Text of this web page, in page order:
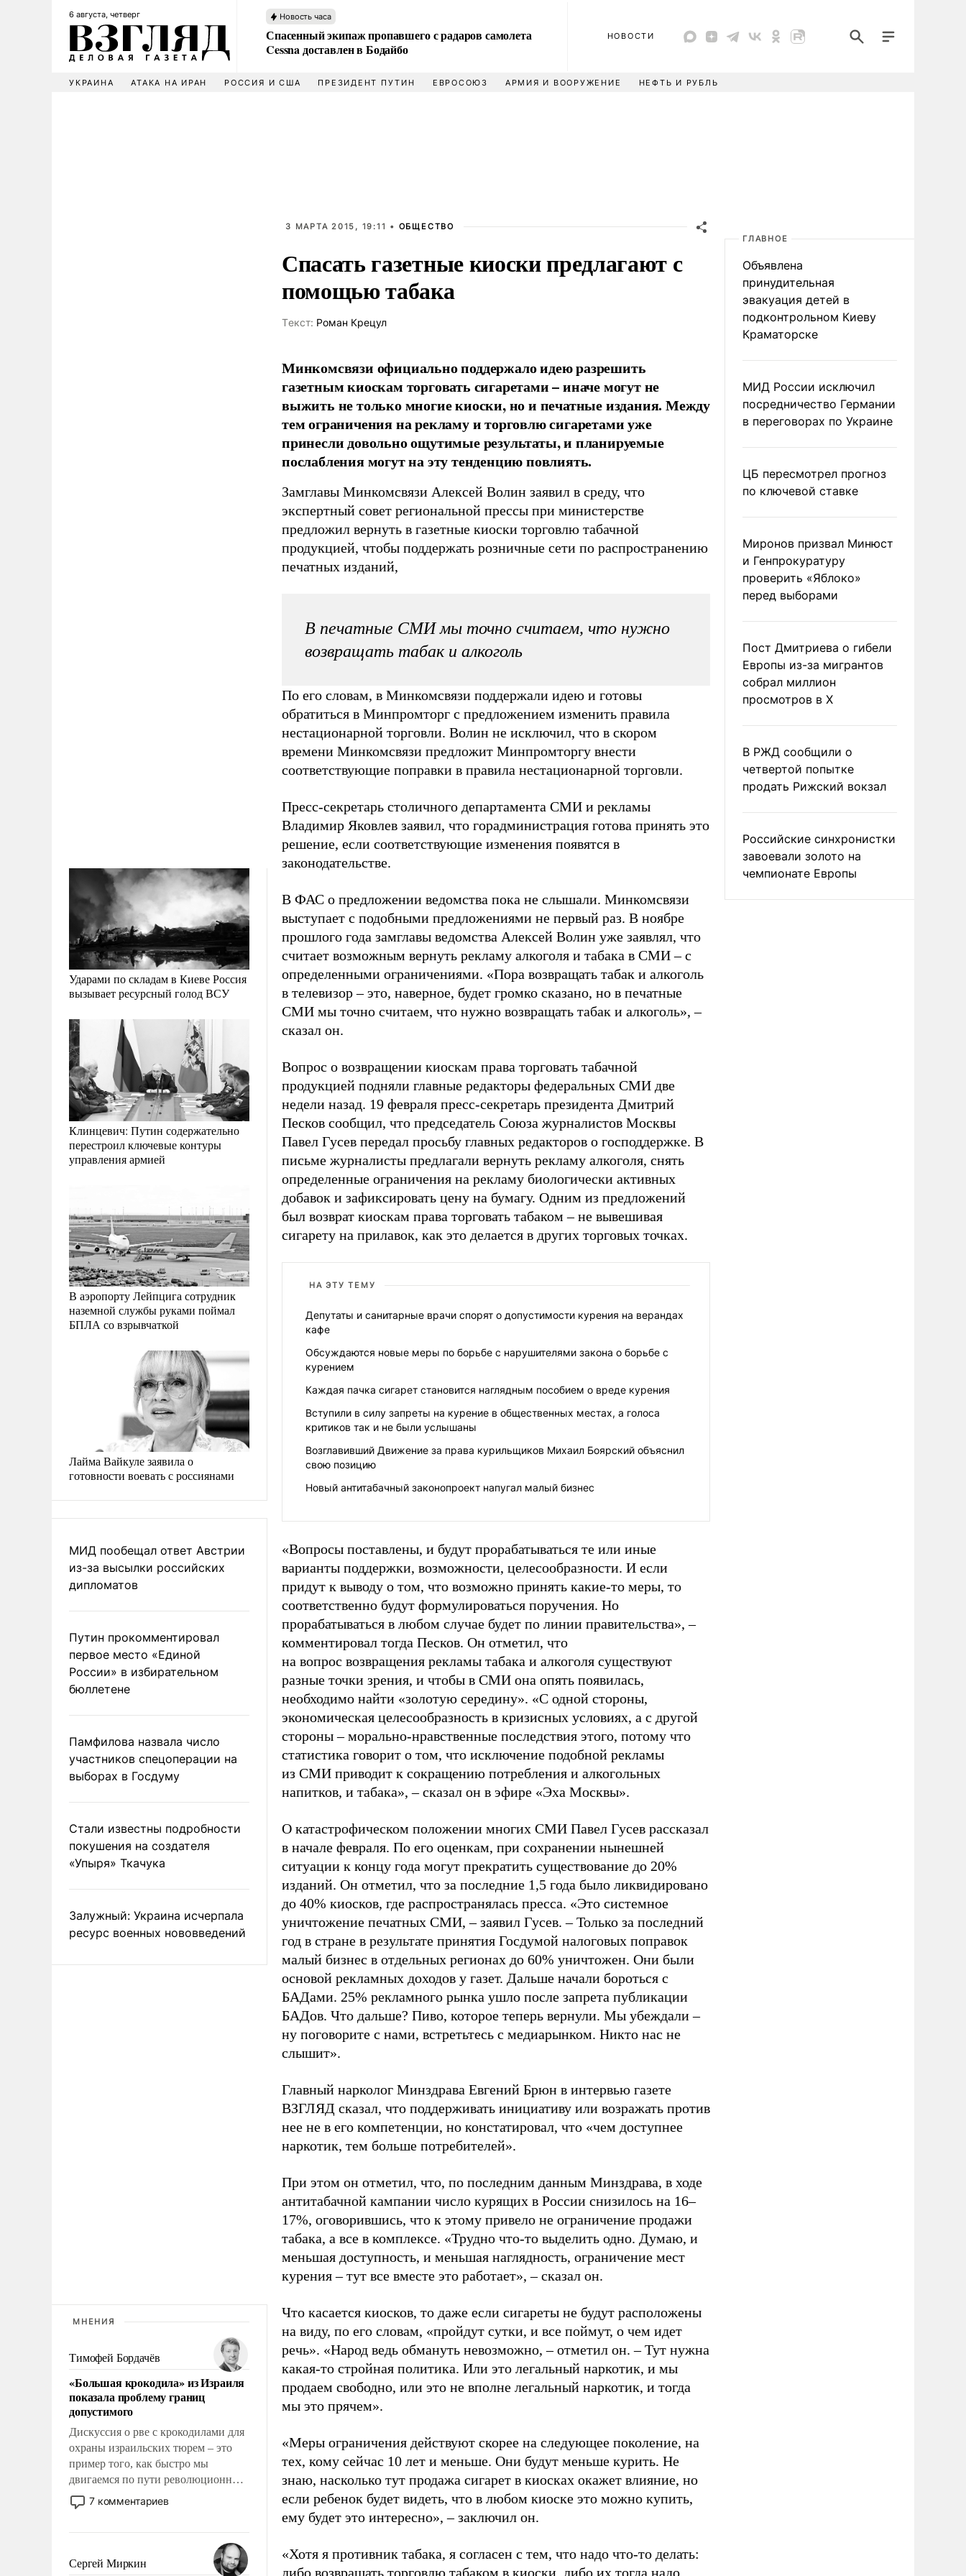
6 августа, четверг Новость часа
Спасенный экипаж пропавшего с радаров самолета
Cessna доставлен в Бодайбо
НОВОСТИ
УКРАИНА АТАКА НА ИРАН РОССИЯ И США ПРЕЗИДЕНТ ПУТИН ЕВРОСОЮЗ АРМИЯ И ВООРУЖЕНИЕ НЕФТЬ И РУБЛЬ
Ударами по складам в Киеве Россия
вызывает ресурсный голод ВСУ
Клинцевич: Путин содержательно
перестроил ключевые контуры
управления армией
В аэропорту Лейпцига сотрудник
наземной службы руками поймал
БПЛА со взрывчаткой
Лайма Вайкуле заявила о
готовности воевать с россиянами
МИД пообещал ответ Австрии
из-за высылки российских
дипломатов
Путин прокомментировал
первое место «Единой
России» в избирательном
бюллетене
Памфилова назвала число
участников спецоперации на
выборах в Госдуму
Стали известны подробности
покушения на создателя
«Упыря» Ткачука
Залужный: Украина исчерпала
ресурс военных нововведений
МНЕНИЯ
Тимофей Бордачёв
«Большая крокодила» из Израиля
показала проблему границ
допустимого
Дискуссия о рве с крокодилами для
охраны израильских тюрем – это
пример того, как быстро мы
двигаемся по пути революционных
изменений. То, что несколько лет
назад было образом для
7 комментариев
Сергей Миркин
3 МАРТА 2015, 19:11 • ОБЩЕСТВО
Спасать газетные киоски предлагают с
помощью табака
Tекст: Роман Крецул
Минкомсвязи официально поддержало идею разрешить
газетным киоскам торговать сигаретами – иначе могут не
выжить не только многие киоски, но и печатные издания. Между
тем ограничения на рекламу и торговлю сигаретами уже
принесли довольно ощутимые результаты, и планируемые
послабления могут на эту тенденцию повлиять.
Замглавы Минкомсвязи Алексей Волин заявил в среду, что
экспертный совет региональной прессы при министерстве
предложил вернуть в газетные киоски торговлю табачной
продукцией, чтобы поддержать розничные сети по распространению
печатных изданий,
В печатные СМИ мы точно считаем, что нужно
возвращать табак и алкоголь
По его словам, в Минкомсвязи поддержали идею и готовы
обратиться в Минпромторг с предложением изменить правила
нестационарной торговли. Волин не исключил, что в скором
времени Минкомсвязи предложит Минпромторгу внести
соответствующие поправки в правила нестационарной торговли.
Пресс-секретарь столичного департамента СМИ и рекламы
Владимир Яковлев заявил, что горадминистрация готова принять это
решение, если соответствующие изменения появятся в
законодательстве.
В ФАС о предложении ведомства пока не слышали. Минкомсвязи
выступает с подобными предложениями не первый раз. В ноябре
прошлого года замглавы ведомства Алексей Волин уже заявлял, что
считает возможным вернуть рекламу алкоголя и табака в СМИ – с
определенными ограничениями. «Пора возвращать табак и алкоголь
в телевизор – это, наверное, будет громко сказано, но в печатные
СМИ мы точно считаем, что нужно возвращать табак и алкоголь», –
сказал он.
Вопрос о возвращении киоскам права торговать табачной
продукцией подняли главные редакторы федеральных СМИ две
недели назад. 19 февраля пресс-секретарь президента Дмитрий
Песков сообщил, что председатель Союза журналистов Москвы
Павел Гусев передал просьбу главных редакторов о господдержке. В
письме журналисты предлагали вернуть рекламу алкоголя, снять
определенные ограничения на рекламу биологически активных
добавок и зафиксировать цену на бумагу. Одним из предложений
был возврат киоскам права торговать табаком – не вывешивая
сигарету на прилавок, как это делается в других торговых точках.
НА ЭТУ ТЕМУ
Депутаты и санитарные врачи спорят о допустимости курения на верандах
кафе
Обсуждаются новые меры по борьбе с нарушителями закона о борьбе с
курением
Каждая пачка сигарет становится наглядным пособием о вреде курения
Вступили в силу запреты на курение в общественных местах, а голоса
критиков так и не были услышаны
Возглавивший Движение за права курильщиков Михаил Боярский объяснил
свою позицию
Новый антитабачный законопроект напугал малый бизнес
«Вопросы поставлены, и будут прорабатываться те или иные
варианты поддержки, возможности, целесообразности. И если
придут к выводу о том, что возможно принять какие-то меры, то
соответственно будут формулироваться поручения. Но
прорабатываться в любом случае будет по линии правительства», –
комментировал тогда Песков. Он отметил, что
на вопрос возвращения рекламы табака и алкоголя существуют
разные точки зрения, и чтобы в СМИ она опять появилась,
необходимо найти «золотую середину». «С одной стороны,
экономическая целесообразность в кризисных условиях, а с другой
стороны– морально-нравственные последствия этого, потому что
статистика говорит о том, что исключение подобной рекламы
из СМИ приводит к сокращению потребления и алкогольных
напитков, и табака», – сказал он в эфире «Эха Москвы».
О катастрофическом положении многих СМИ Павел Гусев рассказал
в начале февраля. По его оценкам, при сохранении нынешней
ситуации к концу года могут прекратить существование до 20%
изданий. Он отметил, что за последние 1,5 года было ликвидировано
до 40% киосков, где распространялась пресса. «Это системное
уничтожение печатных СМИ, – заявил Гусев. – Только за последний
год в стране в результате принятия Госдумой налоговых поправок
малый бизнес в отдельных регионах до 60% уничтожен. Они были
основой рекламных доходов у газет. Дальше начали бороться с
БАДами. 25% рекламного рынка ушло после запрета публикации
БАДов. Что дальше? Пиво, которое теперь вернули. Мы убеждали–
ну поговорите с нами, встретьтесь с медиарынком. Никто нас не
слышит».
Главный нарколог Минздрава Евгений Брюн в интервью газете
ВЗГЛЯД сказал, что поддерживать инициативу или возражать против
нее не в его компетенции, но констатировал, что «чем доступнее
наркотик, тем больше потребителей».
При этом он отметил, что, по последним данным Минздрава, в ходе
антитабачной кампании число курящих в России снизилось на 16–
17%, оговорившись, что к этому привело не ограничение продажи
табака, а все в комплексе. «Трудно что-то выделить одно. Думаю, и
меньшая доступность, и меньшая наглядность, ограничение мест
курения – тут все вместе это работает», – сказал он.
Что касается киосков, то даже если сигареты не будут расположены
на виду, по его словам, «пройдут сутки, и все поймут, о чем идет
речь». «Народ ведь обмануть невозможно, – отметил он. – Тут нужна
какая-то стройная политика. Или это легальный наркотик, и мы
продаем свободно, или это не вполне легальный наркотик, и тогда
мы это прячем».
«Меры ограничения действуют скорее на следующее поколение, на
тех, кому сейчас 10 лет и меньше. Они будут меньше курить. Не
знаю, насколько тут продажа сигарет в киосках окажет влияние, но
если ребенок будет видеть, что в любом киоске это можно купить,
ему будет это интересно», – заключил он.
«Хотя я противник табака, я согласен с тем, что надо что-то делать:
либо возвращать торговлю табаком в киоски, либо их тогда надо
ГЛАВНОЕ
Объявлена
принудительная
эвакуация детей в
подконтрольном Киеву
Краматорске
МИД России исключил
посредничество Германии
в переговорах по Украине
ЦБ пересмотрел прогноз
по ключевой ставке
Миронов призвал Минюст
и Генпрокуратуру
проверить «Яблоко»
перед выборами
Пост Дмитриева о гибели
Европы из-за мигрантов
собрал миллион
просмотров в X
В РЖД сообщили о
четвертой попытке
продать Рижский вокзал
Российские синхронистки
завоевали золото на
чемпионате Европы